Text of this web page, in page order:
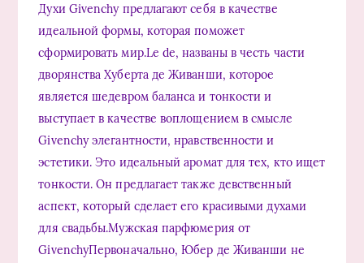
Духи Givenchy предлагают себя в качестве
идеальной формы, которая поможет
сформировать мир.Le dе, названы в честь части
дворянства Хуберта де Живанши, которое
является шедевром баланса и тонкости и
выступает в качестве воплощением в смысле
Givenchy элегантности, нравственности и
эстетики. Это идеальный аромат для тех, кто ищет
тонкости. Он предлагает также девственный
аспект, который сделает его красивыми духами
для свадьбы.Мужская парфюмерия от
GivenchyПервоначально, Юбер де Живанши не